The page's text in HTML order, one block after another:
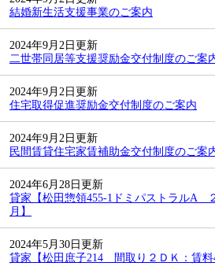
結婚新生活支援事業のご案内
2024年9月2日更新
二世帯同居等支援奨励金交付制度のご案
2024年9月2日更新
住宅取得促進奨励金交付制度のご案内
2024年9月2日更新
民間賃貸住宅家賃補助金交付制度のご案
2024年6月28日更新
貸家【松田惣領455-1ドミパストラルA
月】
2024年5月30日更新
貸家【松田庶子214 間取り２ＤＫ：賃料